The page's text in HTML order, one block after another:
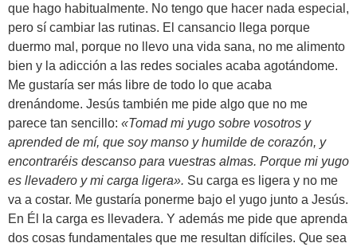
que hago habitualmente. No tengo que hacer nada especial,
pero sí cambiar las rutinas. El cansancio llega porque
duermo mal, porque no llevo una vida sana, no me alimento
bien y la adicción a las redes sociales acaba agotándome.
Me gustaría ser más libre de todo lo que acaba
drenándome. Jesús también me pide algo que no me
parece tan sencillo: «Tomad mi yugo sobre vosotros y
aprended de mí, que soy manso y humilde de corazón, y
encontraréis descanso para vuestras almas. Porque mi yugo
es llevadero y mi carga ligera». Su carga es ligera y no me
va a costar. Me gustaría ponerme bajo el yugo junto a Jesús.
En Él la carga es llevadera. Y además me pide que aprenda
dos cosas fundamentales que me resultan difíciles. Que sea